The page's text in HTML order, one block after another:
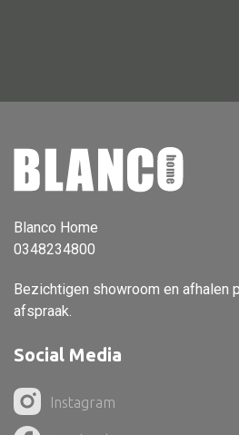
Alle deco
Kandelaar
Pilaar
Dienblad
Blanco Home
0348234800
Bezichtigen showroom en afhalen
afspraak.
Social Media
Instagram